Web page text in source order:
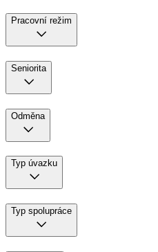
Pracovní režim
Seniorita
Odměna
Typ úvazku
Typ spolupráce